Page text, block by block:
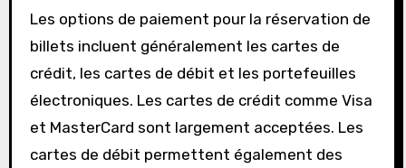
Les options de paiement pour la réservation de
billets incluent généralement les cartes de
crédit, les cartes de débit et les portefeuilles
électroniques. Les cartes de crédit comme Visa
et MasterCard sont largement acceptées. Les
cartes de débit permettent également des